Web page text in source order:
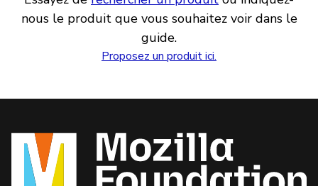
nous le produit que vous souhaitez voir dans le
guide.
Proposez un produit ici.